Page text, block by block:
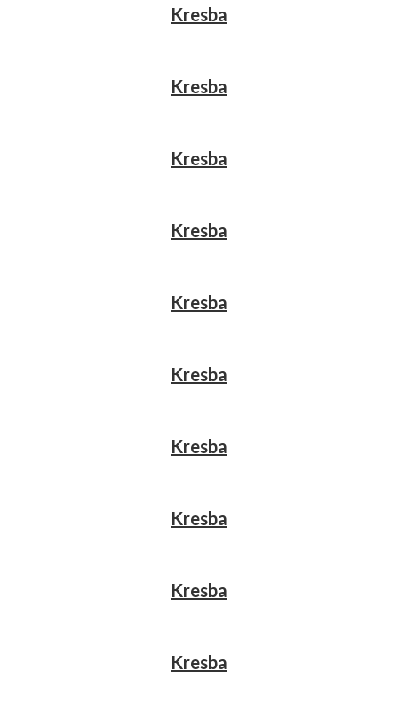
Kresba
Kresba
Kresba
Kresba
Kresba
Kresba
Kresba
Kresba
Kresba
Kresba